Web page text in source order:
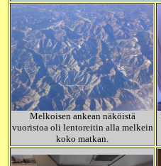
Melkoisen ankean näköistä
vuoristoa oli lentoreitin alla melkein
koko matkan.